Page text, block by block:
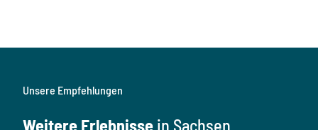
Unsere Empfehlungen
Weitere Erlebnisse in Sachsen